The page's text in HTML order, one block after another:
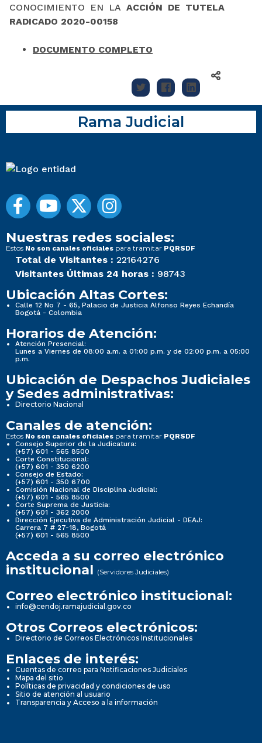
CONOCIMIENTO EN LA ACCIÓN DE TUTELA
RADICADO 2020-00158
DOCUMENTO COMPLETO
Rama Judicial
Nuestras redes sociales:
Estos No son canales oficiales para tramitar PQRSDF
Total de Visitantes : 22164276
Visitantes Últimas 24 horas : 98743
Ubicación Altas Cortes:
Calle 12 No 7 - 65, Palacio de Justicia Alfonso Reyes Echandía
Bogotá - Colombia
Horarios de Atención:
Atención Presencial:
Lunes a Viernes de 08:00 a.m. a 01:00 p.m. y de 02:00 p.m. a 05:00
p.m.
Ubicación de Despachos Judiciales
y Sedes administrativas:
Directorio Nacional
Canales de atención:
Estos No son canales oficiales para tramitar PQRSDF
Consejo Superior de la Judicatura:
(+57) 601 - 565 8500
Corte Constitucional:
(+57) 601 - 350 6200
Consejo de Estado:
(+57) 601 - 350 6700
Comisión Nacional de Disciplina Judicial:
(+57) 601 - 565 8500
Corte Suprema de Justicia:
(+57) 601 - 362 2000
Dirección Ejecutiva de Administración Judicial - DEAJ:
Carrera 7 # 27-18, Bogotá
(+57) 601 - 565 8500
Acceda a su correo electrónico
institucional (Servidores Judiciales)
Correo electrónico institucional:
info@cendoj.ramajudicial.gov.co
Otros Correos electrónicos:
Directorio de Correos Electrónicos Institucionales
Enlaces de interés:
Cuentas de correo para Notificaciones Judiciales
Mapa del sitio
Políticas de privacidad y condiciones de uso
Sitio de atención al usuario
Transparencia y Acceso a la información